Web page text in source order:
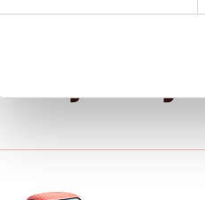
Twój